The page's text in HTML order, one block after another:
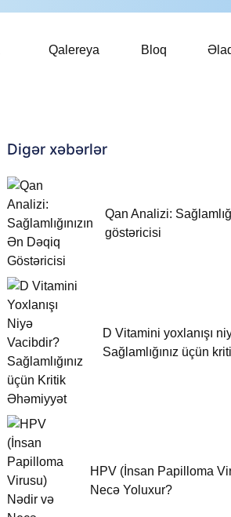
Qalereya Bloq
Digər xəbərlər
Qan Analizi:
göstəricisi
D Vitamini yoxlanışı
Sağlamlığınız üçün
HPV (İnsan Papilloma
Necə Yoluxur?